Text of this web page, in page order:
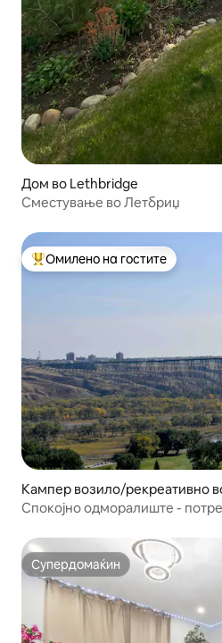
Дом во Lethbridge
Сместување во Летбриџ
Меѓу најуспешните „Омилени на
Омилено на гостите
Кампер возило/рекреативно
dge
Спокојно одморалиште -
Супердомаќин
Супердомаќин